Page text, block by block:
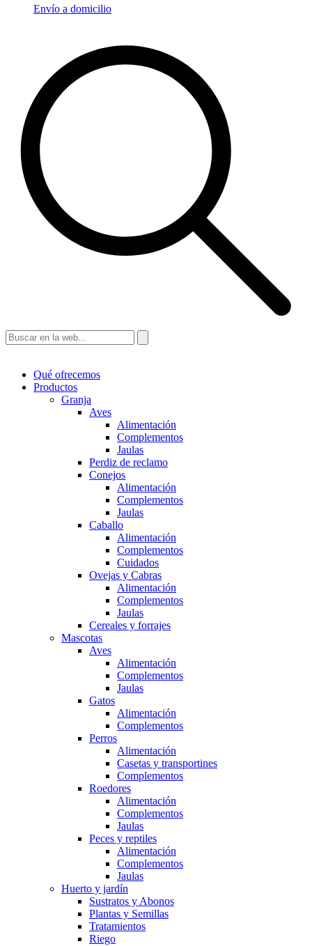
Envío a domicilio
Qué ofrecemos
Productos
Granja
Aves
Alimentación
Complementos
Jaulas
Perdiz de reclamo
Conejos
Alimentación
Complementos
Jaulas
Caballo
Alimentación
Complementos
Cuidados
Ovejas y Cabras
Alimentación
Complementos
Jaulas
Cereales y forrajes
Mascotas
Aves
Alimentación
Complementos
Jaulas
Gatos
Alimentación
Complementos
Perros
Alimentación
Casetas y transportines
Complementos
Roedores
Alimentación
Complementos
Jaulas
Peces y reptiles
Alimentación
Complementos
Jaulas
Huerto y jardín
Sustratos y Abonos
Plantas y Semillas
Tratamientos
Riego